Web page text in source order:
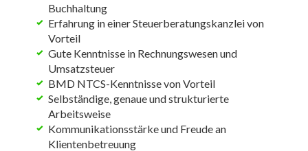
Buchhaltung
Erfahrung in einer Steuerberatungskanzlei von
Vorteil
Gute Kenntnisse in Rechnungswesen und
Umsatzsteuer
BMD NTCS-Kenntnisse von Vorteil
Selbständige, genaue und strukturierte
Arbeitsweise
Kommunikationsstärke und Freude an
Klientenbetreuung